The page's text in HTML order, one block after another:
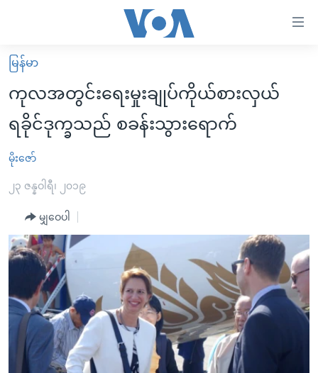
လွယ်ကူ
စေ
သည့်
Link
များ
ပင်မ
ကျော်
ကြည့်
ပင်မ
မူလစာမျက်နှာ
မြန်မာ
ကမ္ဘာ့သတင်းများ
နိုင်ငံတကာ
အမေရိကန်
အစ္စရေး-ပါလက်စတိုင်း
ဗွီဒီယို
သတင်းလွတ်လပ်ခွင့်
အင်္ဂလိပ်စာလေ့လာမယ်
အမေရိကန်သုံးအီဒီယံ
မကြေးမုံရဲ့ အင်္ဂလိပ်စာ
ရုပ်ရှင်ထဲက အင်္ဂလိပ်စာ
သုတပဒေသာ အင်္ဂလိပ်စာ
အပတ်စဉ်ကဏ္ဍများ
ရေဒီယို
တီဗွီ
ရေဒီယိုနှင့်ရုပ်သံ အချက်အလက်များ
ရေဒီယို/တီဗွီအစီအစဉ်
Learning English
မြန်မာ
ကုလအတွင်းရေးမှုးချုပ်ကိုယ်စားလှယ်
ရခိုင်ဒုက္ခသည် စခန်းသွားရောက်
မိုးဇော်
၂၃ ဇန္နဝါရီ၊ ၂၀၁၉
မျှဝေပါ